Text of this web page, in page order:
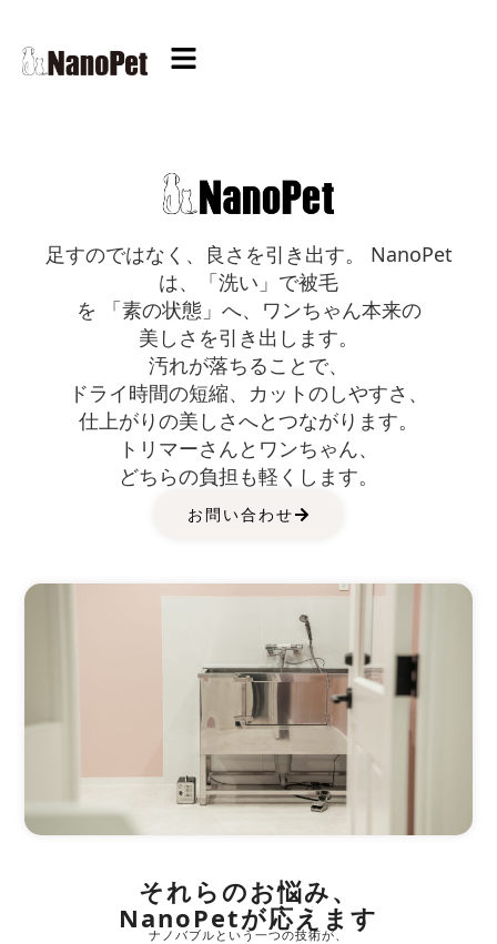
足すのではなく、良さを引き出す。 NanoPet
は、「洗い」で被毛
を 「素の状態」へ、ワンちゃん本来の
美しさを引き出します。
汚れが落ちることで、
ドライ時間の短縮、カットのしやすさ、
仕上がりの美しさへとつながります。
トリマーさんとワンちゃん、
どちらの負担も軽くします。
お問い合わせ
それらのお悩み、
NanoPetが応えます
ナノバブルという一つの技術が、